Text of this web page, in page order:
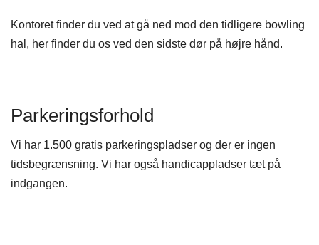
Kontoret finder du ved at gå ned mod den tidligere bowling
hal, her finder du os ved den sidste dør på højre hånd.
Parkeringsforhold
Vi har 1.500 gratis parkeringspladser og der er ingen
tidsbegrænsning. Vi har også handicappladser tæt på
indgangen.​